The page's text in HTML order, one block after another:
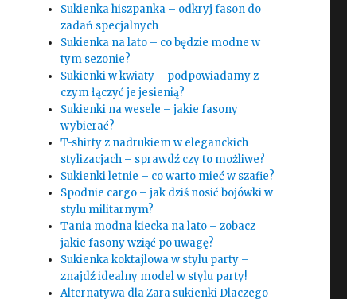
Sukienka hiszpanka – odkryj fason do
zadań specjalnych
Sukienka na lato – co będzie modne w
tym sezonie?
Sukienki w kwiaty – podpowiadamy z
czym łączyć je jesienią?
Sukienki na wesele – jakie fasony
wybierać?
T-shirty z nadrukiem w eleganckich
stylizacjach – sprawdź czy to możliwe?
Sukienki letnie – co warto mieć w szafie?
Spodnie cargo – jak dziś nosić bojówki w
stylu militarnym?
Tania modna kiecka na lato – zobacz
jakie fasony wziąć po uwagę?
Sukienka koktajlowa w stylu party –
znajdź idealny model w stylu party!
Alternatywa dla Zara sukienki Dlaczego